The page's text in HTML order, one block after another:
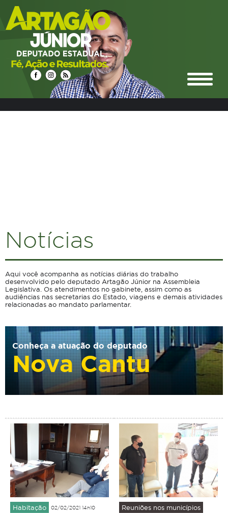
Notícias
Aqui você acompanha as notícias diárias do trabalho
desenvolvido pelo deputado Artagão Júnior na Assembleia
Legislativa. Os atendimentos no gabinete, assim como as
audiências nas secretarias do Estado, viagens e demais atividades
relacionadas ao mandato parlamentar.
Conheça a atuação do deputado
Nova Cantu
Habitação 02/02/2021 14h10 Reuniões nos municípios